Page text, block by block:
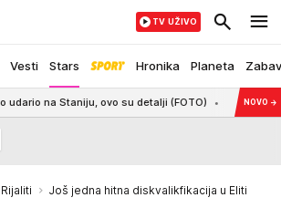
Vesti Stars Hronika Planeta
TV UŽIVO
Staniju, ovo su detalji (FOTO) 23:47 ANDRAŠ
NOVO →
Rijaliti Još jedna hitna diskvalikfikacija u Eliti